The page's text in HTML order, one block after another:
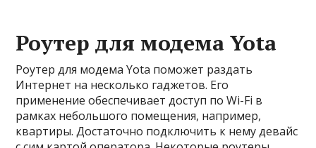
Роутер для модема Yota
Роутер для модема Yota поможет раздать
Интернет на несколько гаджетов. Его
применение обеспечивает доступ по Wi-Fi в
рамках небольшого помещения, например,
квартиры. Достаточно подключить к нему девайс